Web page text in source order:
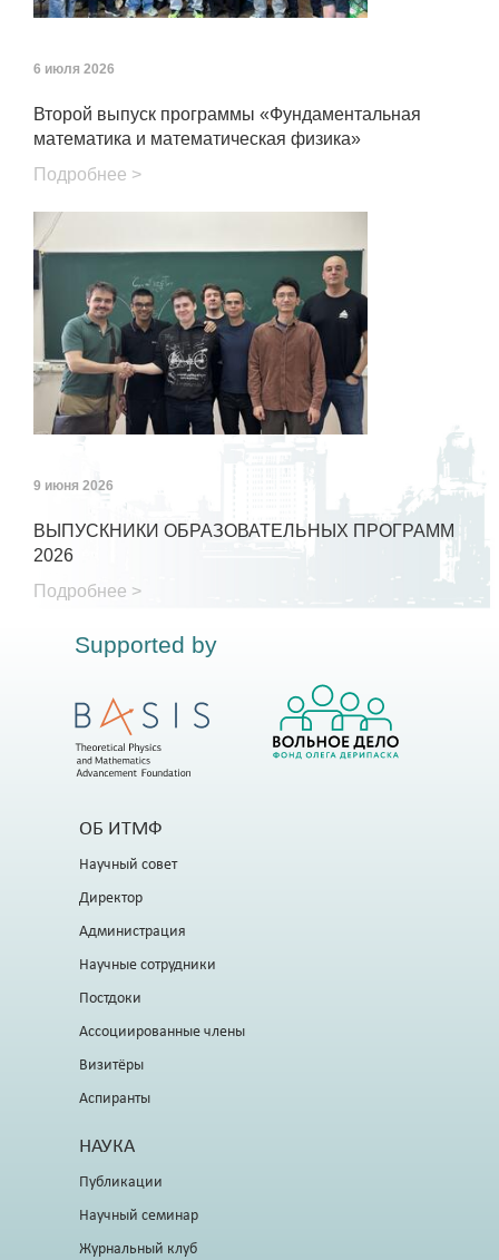
6 июля 2026
Второй выпуск программы «Фундаментальная
математика и математическая физика»
Подробнее >
9 июня 2026
ВЫПУСКНИКИ ОБРАЗОВАТЕЛЬНЫХ ПРОГРАММ
2026
Подробнее >
Supported by
ОБ ИТМФ
Научный совет
Директор
Администрация
Научные сотрудники
Постдоки
Ассоциированные члены
Визитёры
Аспиранты
НАУКА
Публикации
Научный семинар
Журнальный клуб